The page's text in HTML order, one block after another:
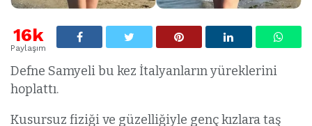
16k
Paylaşım
Defne Samyeli bu kez İtalyanların yüreklerini
hoplattı.
Kusursuz fiziği ve güzelliğiyle genç kızlara taş